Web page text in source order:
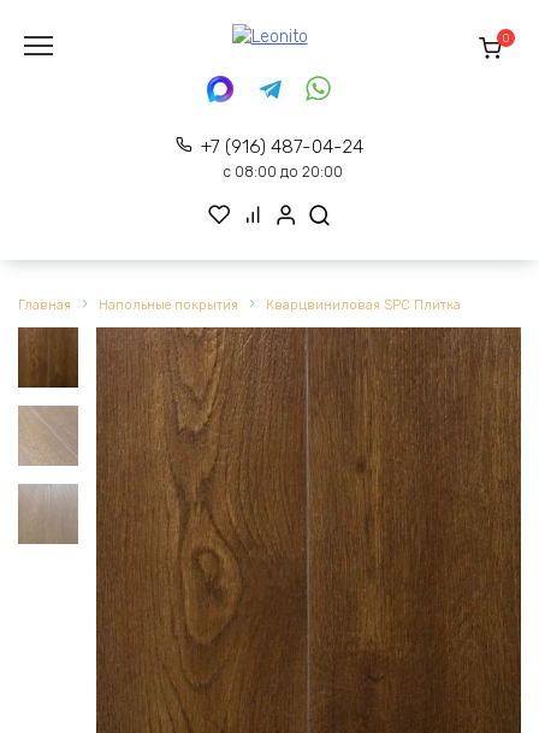
содержанию
+7 (916) 487-04-24
с 08:00 до 20:00
0
Главная Напольные покрытия Кварцвиниловая SPC Плитка